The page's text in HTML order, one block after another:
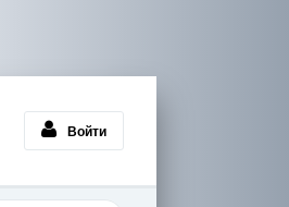
Войти